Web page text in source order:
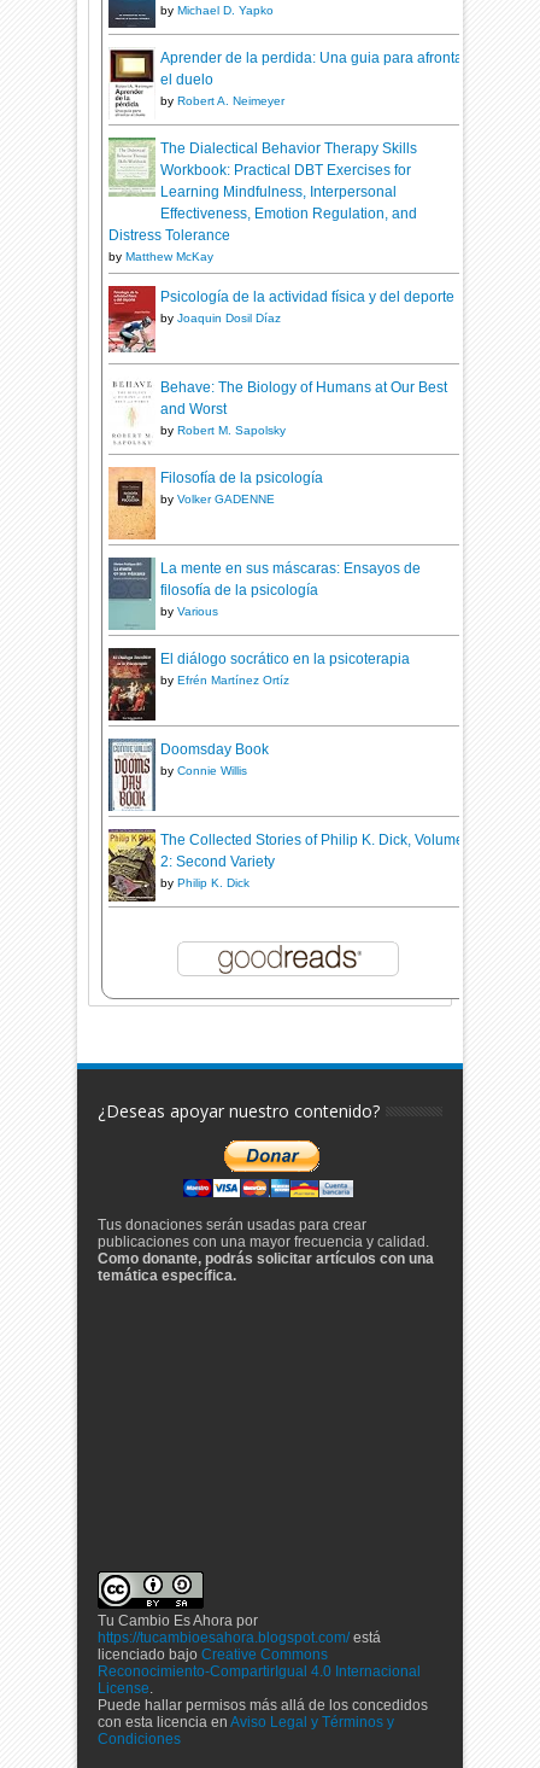
byMichael D. Yapko
Aprender de la perdida: Una guia para afrontar
el duelo
byRobert A. Neimeyer
The Dialectical Behavior Therapy Skills
Workbook: Practical DBT Exercises for
Learning Mindfulness, Interpersonal
Effectiveness, Emotion Regulation, and
Distress Tolerance
byMatthew McKay
Psicología de la actividad física y del deporte
byJoaquin Dosil Díaz
Behave: The Biology of Humans at Our Best
and Worst
byRobert M. Sapolsky
Filosofía de la psicología
byVolker GADENNE
La mente en sus máscaras: Ensayos de
filosofía de la psicología
byVarious
El diálogo socrático en la psicoterapia
byEfrén Martínez Ortíz
Doomsday Book
byConnie Willis
The Collected Stories of Philip K. Dick, Volume
2: Second Variety
byPhilip K. Dick
¿Deseas apoyar nuestro contenido?
Tus donaciones serán usadas para crear
publicaciones con una mayor frecuencia y calidad.
Como donante, podrás solicitar artículos con una
temática específica.
Tu Cambio Es Ahorapor
https://tucambioesahora.blogspot.com/está
licenciado bajo Creative Commons
Reconocimiento-CompartirIgual 4.0 Internacional
License.
Puede hallar permisos más allá de los concedidos
con esta licencia en Aviso Legal y Términos y
Condiciones